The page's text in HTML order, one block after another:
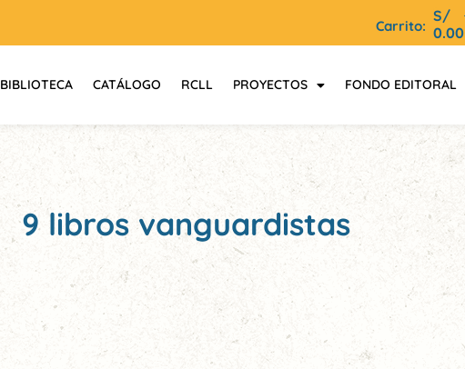
Carrito:
S/
0.00
BIBLIOTECA CATÁLOGO RCLL PROYECTOS FONDO EDITORAL
9 libros vanguardistas